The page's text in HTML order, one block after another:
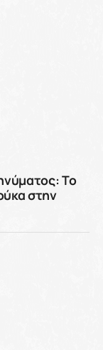
Το
στην